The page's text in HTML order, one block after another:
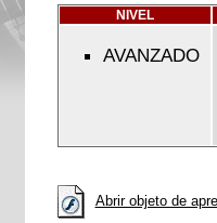
NIVEL
AVANZADO
Abrir objeto de